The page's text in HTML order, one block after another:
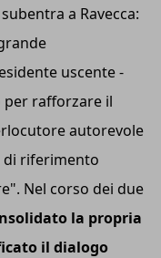
a Ravecca:
uscente -
per rafforzare il
autorevole
di riferimento
Nel corso dei due
la propria
il dialogo